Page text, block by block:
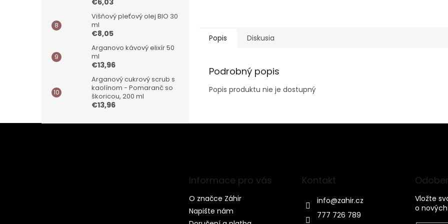
€6,03
Višňový pleťový olej BIO 30
ml
€8,05
Arganovo kávový elixír 50
ml
€13,96
Arganový cukrový scrub s
kaolínom - Pomaranč so
škoricou, 200 ml
€13,96
Popis Diskusia
Podrobný popis
Popis produktu nie je dostupný
Z
Informace pro vás
O značce Záhir
Napište nám
Kontakt
info@zahir.cz
777 726 789
Vložte
o